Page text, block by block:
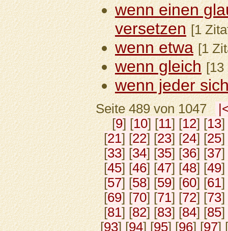
wenn einen
versetzen [1
wenn etwa [1
wenn gleich [13
wenn jeder
Seite 489 von 1047
[9] [10] [11] [12] [13]
[21] [22] [23] [24] [25]
[33] [34] [35] [36] [37]
[45] [46] [47] [48] [49]
[57] [58] [59] [60] [61]
[69] [70] [71] [72] [73]
[81] [82] [83] [84] [85]
[93] [94] [95] [96] [97] [